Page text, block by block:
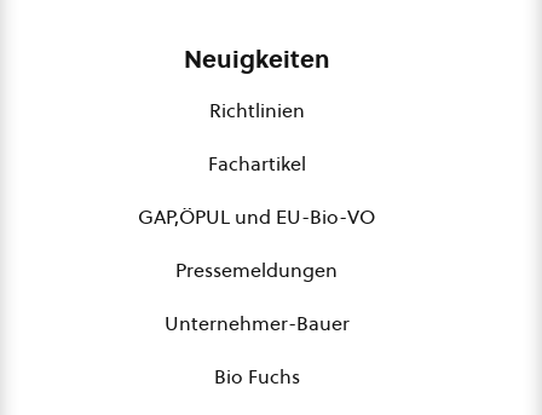
Neuigkeiten
Richtlinien
Fachartikel
GAP,ÖPUL und EU-Bio-VO
Pressemeldungen
Unternehmer-Bauer
Bio Fuchs